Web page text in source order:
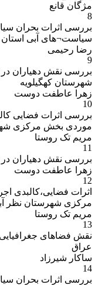
مژگان قانع
8
بررسی اثرات بحران
سیاست¬های آبی استان
رضا رحیمی
9
بررسی نقش دهیاران
شهرستان کهگیلویه
زهرا عاطفت دوست
10
بررسی اثرات فضایی
موردی بخش مرکزی
مریم تک روستا
11
بررسی نقش دهیاران
زهرا عاطفت دوست
12
اثرات فضایی،کالبدی
مرکزی شهرستان نظر
مریم تک روستا
13
نقش فضاهای
عراق
ساکار شیرزاد
14
بررسی اثرات بحران